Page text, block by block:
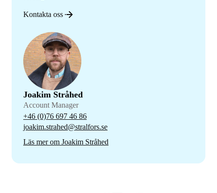
Kontakta oss
Joakim Stråhed
Account Manager
+46 (0)76 697 46 86
joakim.strahed@stralfors.se
Läs mer om Joakim Stråhed